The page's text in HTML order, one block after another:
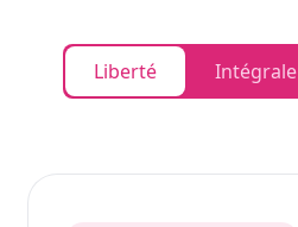
Liberté Intégrale